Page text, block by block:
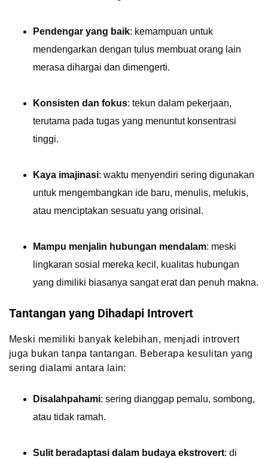
Pendengar yang baik: kemampuan untuk
mendengarkan dengan tulus membuat orang lain
merasa dihargai dan dimengerti.
Konsisten dan fokus: tekun dalam pekerjaan,
terutama pada tugas yang menuntut konsentrasi
tinggi.
Kaya imajinasi: waktu menyendiri sering digunakan
untuk mengembangkan ide baru, menulis, melukis,
atau menciptakan sesuatu yang orisinal.
Mampu menjalin hubungan mendalam: meski
lingkaran sosial mereka kecil, kualitas hubungan
yang dimiliki biasanya sangat erat dan penuh makna.
Tantangan yang Dihadapi Introvert
Meski memiliki banyak kelebihan, menjadi introvert
juga bukan tanpa tantangan. Beberapa kesulitan yang
sering dialami antara lain:
Disalahpahami: sering dianggap pemalu, sombong,
atau tidak ramah.
Sulit beradaptasi dalam budaya ekstrovert: di